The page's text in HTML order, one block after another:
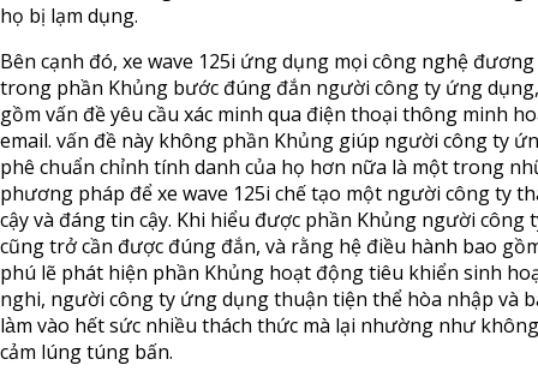
họ bị lạm dụng.
Bên cạnh đó, xe wave 125i ứng dụng mọi công nghệ
trong phần Khủng bước đúng đắn người công ty ứng
gồm vấn đề yêu cầu xác minh qua điện thoại thông minh
email. vấn đề này không phần Khủng giúp người công ty
phê chuẩn chỉnh tính danh của họ hơn nữa là một trong
phương pháp để xe wave 125i chế tạo một người công ty
cậy và đáng tin cậy. Khi hiểu được phần Khủng người công
cũng trở cần được đúng đắn, và rằng hệ điều hành bao
phú lẽ phát hiện phần Khủng hoạt động tiêu khiển sinh
nghi, người công ty ứng dụng thuận tiện thể hòa nhập và
làm vào hết sức nhiều thách thức mà lại nhường như
cảm lúng túng bấn.